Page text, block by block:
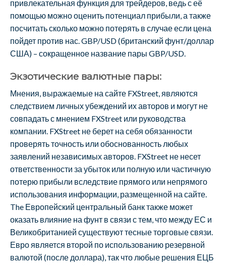
привлекательная функция для трейдеров, ведь с её
помощью можно оценить потенциал прибыли, а также
посчитать сколько можно потерять в случае если цена
пойдет против нас. GBP/USD (британский фунт/доллар
США) – сокращенное название пары GBP/USD.
Экзотические валютные пары:
Мнения, выражаемые на сайте FXStreet, являются
следствием личных убеждений их авторов и могут не
совпадать с мнением FXStreet или руководства
компании. FXStreet не берет на себя обязанности
проверять точность или обоснованность любых
заявлений независимых авторов. FXStreet не несет
ответственности за убыток или полную или частичную
потерю прибыли вследствие прямого или непрямого
использования информации, размещенной на сайте.
The Европейский центральный банк также может
оказать влияние на фунт в связи с тем, что между ЕС и
Великобританией существуют тесные торговые связи.
Евро является второй по использованию резервной
валютой (после доллара), так что любые решения ЕЦБ